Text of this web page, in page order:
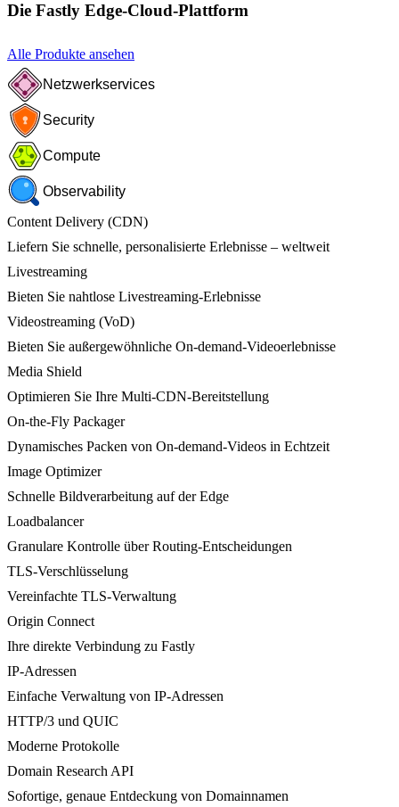
Die Fastly Edge-Cloud-Plattform
Alle Produkte ansehen
Netzwerkservices
Security
Compute
Observability
Content Delivery (CDN)
Liefern Sie schnelle, personalisierte Erlebnisse – weltweit
Livestreaming
Bieten Sie nahtlose Livestreaming-Erlebnisse
Videostreaming (VoD)
Bieten Sie außergewöhnliche On-demand-Videoerlebnisse
Media Shield
Optimieren Sie Ihre Multi-CDN-Bereitstellung
On-the-Fly Packager
Dynamisches Packen von On-demand-Videos in Echtzeit
Image Optimizer
Schnelle Bildverarbeitung auf der Edge
Loadbalancer
Granulare Kontrolle über Routing-Entscheidungen
TLS-Verschlüsselung
Vereinfachte TLS-Verwaltung
Origin Connect
Ihre direkte Verbindung zu Fastly
IP-Adressen
Einfache Verwaltung von IP-Adressen
HTTP/3 und QUIC
Moderne Protokolle
Domain Research API
Sofortige, genaue Entdeckung von Domainnamen